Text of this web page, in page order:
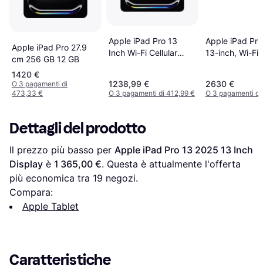
Apple iPad Pro 27.9
cm 256 GB 12 GB
1420 €
O 3 pagamenti di
473,33 €
Apple iPad Pro 13
Inch Wi-Fi Cellular
1238,99 €
O 3 pagamenti di 412,99 €
Apple iPad
13-inch, Wi-Fi
Space Black
2630 €
O 3 pagamenti
Dettagli del prodotto
Il prezzo più basso per Apple iPad Pro 13 2025 13 Inch
Display è 1 365,00 €. Questa è attualmente l'offerta
più economica tra 19 negozi.
Compara:
Apple Tablet
Caratteristiche